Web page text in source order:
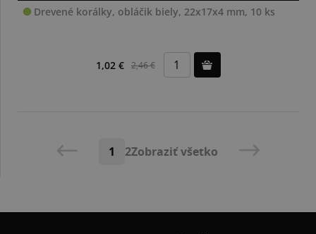
Drevené korálky, obláčik biely, 22x17x4 mm, 10 ks
1,02 € 2,46 €
1 2Zobraziť všetko